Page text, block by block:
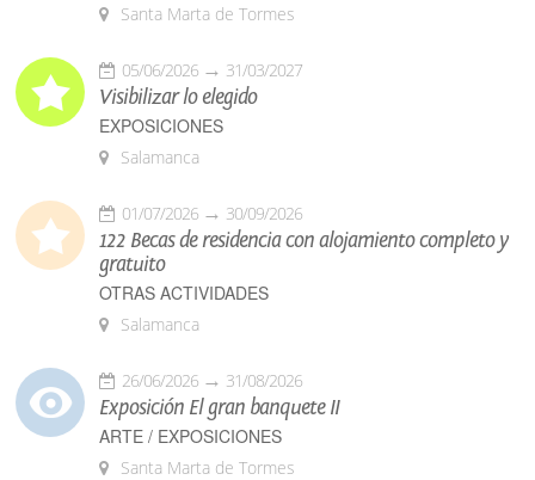
Santa Marta de Tormes
05/06/2026 31/03/2027
Visibilizar lo elegido
EXPOSICIONES
Salamanca
01/07/2026 30/09/2026
122 Becas de residencia con alojamiento completo y
gratuito
OTRAS ACTIVIDADES
Salamanca
26/06/2026 31/08/2026
Exposición El gran banquete II
ARTE / EXPOSICIONES
Santa Marta de Tormes